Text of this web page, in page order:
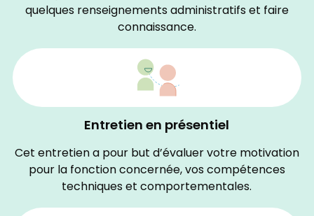
quelques renseignements administratifs et faire
connaissance.
Entretien en présentiel
Cet entretien a pour but d’évaluer votre motivation
pour la fonction concernée, vos compétences
techniques et comportementales.